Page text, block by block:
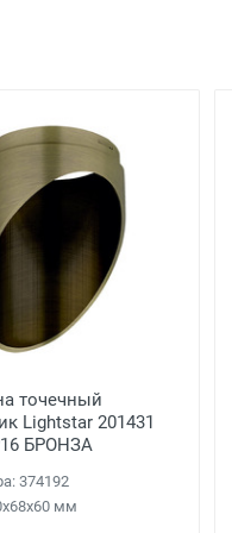
рублей), до подъезда;
точечный
Lightstar 201431
БРОНЗА
374192
мм